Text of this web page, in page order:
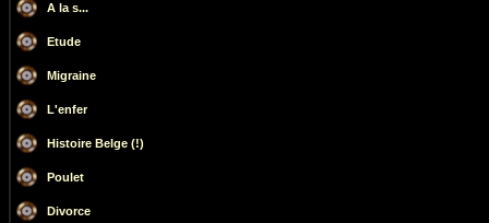
A la s...
Etude
Migraine
L'enfer
Histoire Belge (!)
Poulet
Divorce